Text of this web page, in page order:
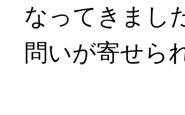
なってきまし
問いが寄せら